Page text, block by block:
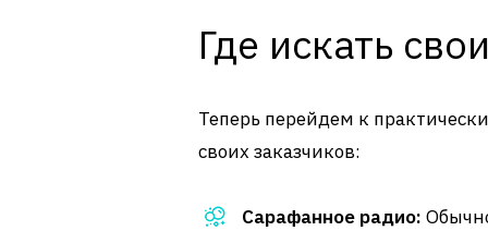
Где искать
Теперь перейдем к
своих заказчиков:
Сарафанное радио: